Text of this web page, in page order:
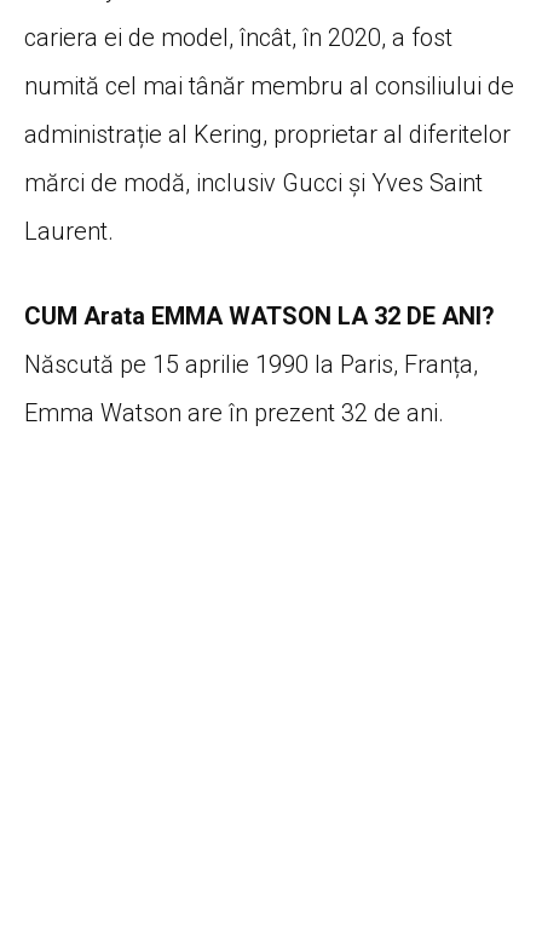
cariera ei de model, încât, în 2020, a fost
numită cel mai tânăr membru al consiliului de
administrație al Kering, proprietar al diferitelor
mărci de modă, inclusiv Gucci și Yves Saint
Laurent.
CUM Arata EMMA WATSON LA 32 DE ANI?
Născută pe 15 aprilie 1990 la Paris, Franța,
Emma Watson are în prezent 32 de ani.